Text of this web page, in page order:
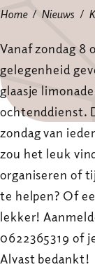
Home Nieuws
Vanaf zondag 8
gelegenheid
glaasje
ochtenddienst.
zondag van
zou het leuk
organiseren of
te helpen? Of
lekker!
0622365319 of
Alvast bedankt!